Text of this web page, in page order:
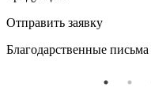
Отправить заявку
Благодарственные письма